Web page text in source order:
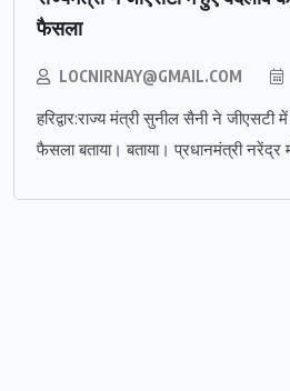
फैसला
LOCNIRNAY@GMAIL.COM
हरिद्वार:राज्य मंत्री सुनील सैनी ने जीएसटी
फैसला बताया। बताया। प्रधानमंत्री नरेंद्र